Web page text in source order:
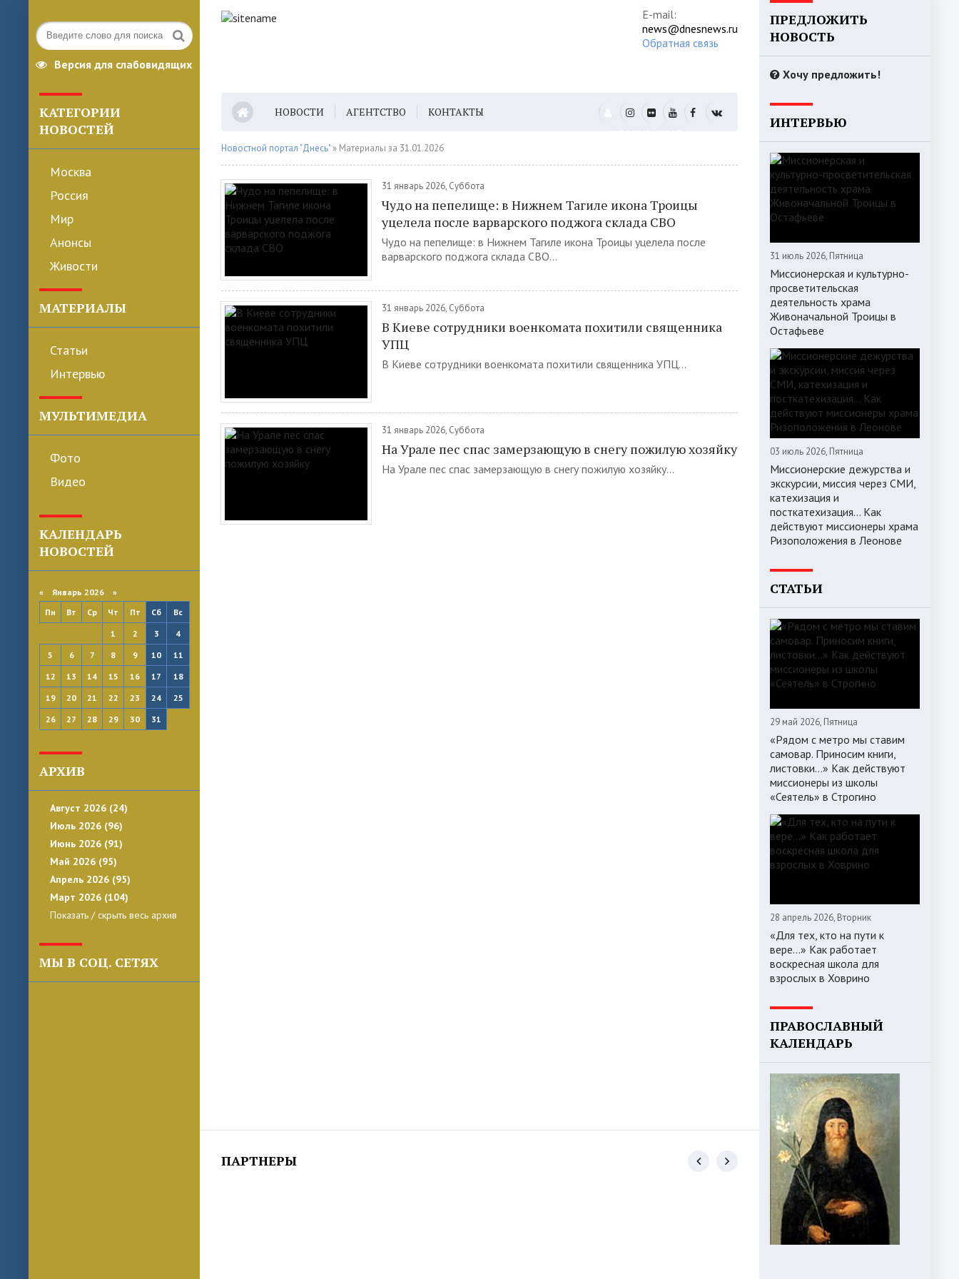
Версия для слабовидящих
E-mail:
news@dnesnews.ru
Обратная связь
КАТЕГОРИИ
НОВОСТЕЙ
Москва
Россия
Мир
Анонсы
Живости
МАТЕРИАЛЫ
Статьи
Интервью
МУЛЬТИМЕДИА
Фото
Видео
КАЛЕНДАРЬ
НОВОСТЕЙ
« Январь 2026 »
Пн
Вт Ср Чт Пт Сб
Вс
1
2 3
4
5
6 7 8 9 10
11
12
13 14 15 16 17
18
19
20 21 22 23 24
25
26
27 28 29 30 31
АРХИВ
Август 2026 (24)
Июль 2026 (96)
Июнь 2026 (91)
Май 2026 (95)
Апрель 2026 (95)
Март 2026 (104)
Показать / скрыть весь архив
МЫ В СОЦ. СЕТЯХ
НОВОСТИ АГЕНТСТВО
КОНТАКТЫ
Новостной портал "Днесь"» Материалы за 31.01.2026
31 январь 2026, Суббота
Чудо на пепелище: в Нижнем Тагиле икона Троицы
уцелела после варварского поджога склада СВО
Чудо на пепелище: в Нижнем Тагиле икона Троицы уцелела после
варварского поджога склада СВО...
31 январь 2026, Суббота
В Киеве сотрудники военкомата похитили священника
УПЦ
В Киеве сотрудники военкомата похитили священника УПЦ...
31 январь 2026, Суббота
На Урале пес спас замерзающую в снегу пожилую хозяйку
На Урале пес спас замерзающую в снегу пожилую хозяйку...
ПАРТНЕРЫ
ПРЕДЛОЖИТЬ
НОВОСТЬ
Хочу предложить!
ИНТЕРВЬЮ
31 июль 2026, Пятница
Миссионерская и культурно-
просветительская
деятельность храма
Живоначальной Троицы в
Остафьеве
03 июль 2026, Пятница
Миссионерские дежурства и
экскурсии, миссия через СМИ,
катехизация и
посткатехизация… Как
действуют миссионеры храма
Ризоположения в Леонове
СТАТЬИ
29 май 2026, Пятница
«Рядом с метро мы ставим
самовар. Приносим книги,
листовки…» Как действуют
миссионеры из школы
«Сеятель» в Строгино
28 апрель 2026, Вторник
«Для тех, кто на пути к
вере...» Как работает
воскресная школа для
взрослых в Ховрино
ПРАВОСЛАВНЫЙ
КАЛЕНДАРЬ